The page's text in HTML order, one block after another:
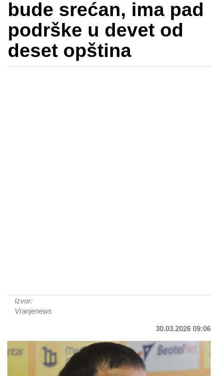
bude srećan, ima pad
podrške u devet od
deset opština
Izvor:
Vranjenews
30.03.2026 09:06